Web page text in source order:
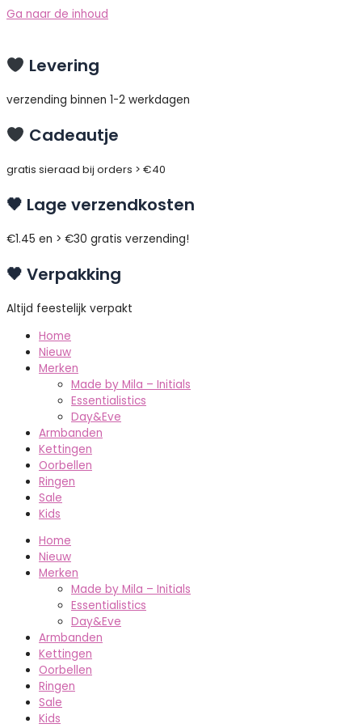
Ga naar de inhoud
Levering
verzending binnen 1-2 werkdagen
Cadeautje
gratis sieraad bij orders > €40
🖤 Lage verzendkosten
€1.45 en > €30 gratis verzending!
🖤 Verpakking
Altijd feestelijk verpakt
Home
Nieuw
Merken
Made by Mila – Initials
Essentialistics
Day&Eve
Armbanden
Kettingen
Oorbellen
Ringen
Sale
Kids
Home
Nieuw
Merken
Made by Mila – Initials
Essentialistics
Day&Eve
Armbanden
Kettingen
Oorbellen
Ringen
Sale
Kids